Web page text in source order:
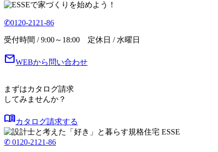
で家づくりを始めよう！
✆0120-2121-86
受付時間 / 9:00～18:00 定休日 / 水曜日
mailWEBから問い合わせ
まずはカタログ請求
してみませんか？
menu_bookカタログ請求する
✆ 0120-2121-86